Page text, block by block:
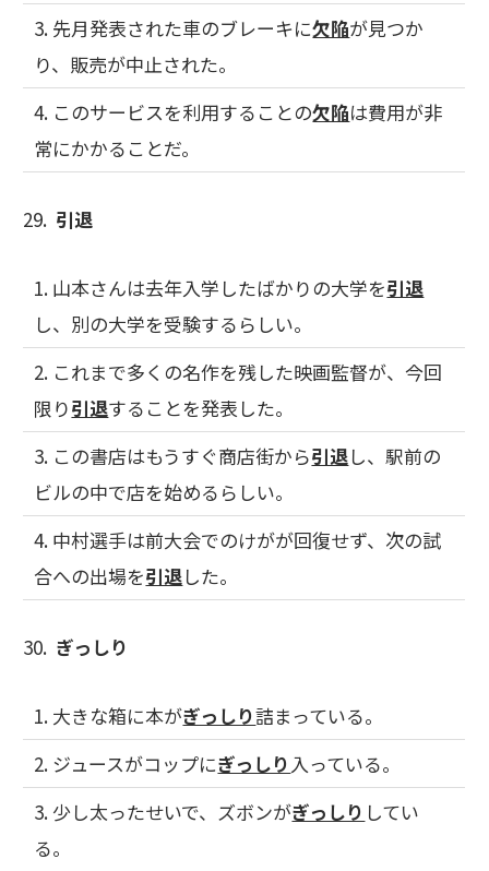
3. 先月発表された車のブレーキに欠陥が見つか
り、販売が中止された。
4. このサービスを利用することの欠陥は費用が非
常にかかることだ。
29. 引退
1. 山本さんは去年入学したばかりの大学を引退
し、別の大学を受験するらしい。
2. これまで多くの名作を残した映画監督が、今回
限り引退することを発表した。
3. この書店はもうすぐ商店街から引退し、駅前の
ビルの中で店を始めるらしい。
4. 中村選手は前大会でのけがが回復せず、次の試
合への出場を引退した。
30. ぎっしり
1. 大きな箱に本がぎっしり詰まっている。
2. ジュースがコップにぎっしり入っている。
3. 少し太ったせいで、ズボンがぎっしり してい
る。